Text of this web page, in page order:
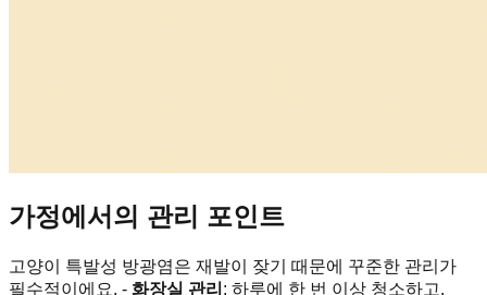
가정에서의 관리 포인트
고양이 특발성 방광염은 재발이 잦기 때문에 꾸준한 관리가
필수적이에요. - 화장실 관리 : 하루에 한 번 이상 청소하고,